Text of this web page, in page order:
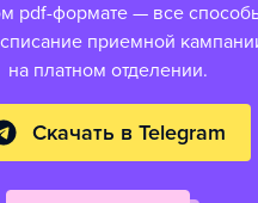
pdf-формате — все
приемной
на платном отделении.
Скачать в Telegram